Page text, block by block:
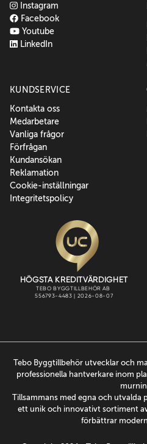
Instagram
Facebook
Youtube
LinkedIn
KUNDSERVICE
Kontakta oss
Medarbetare
Vanliga frågor
Förfrågan
Kundansökan
Reklamation
Cookie-inställningar
Integritetspolicy
Tebo Byggtillbehör utvecklar och
professionella hantverkare inom
Tillsammans med egna och utvalda
ett unik och innovativt sortiment
förbättrar